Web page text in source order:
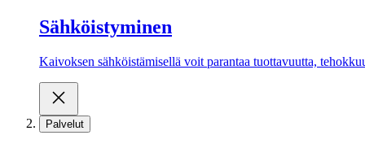
Sähköistyminen
Kaivoksen sähköistämisellä voit parantaa tuottavuutta,
Palvelut